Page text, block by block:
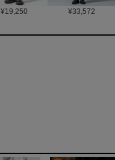
¥19,250 ¥33,572